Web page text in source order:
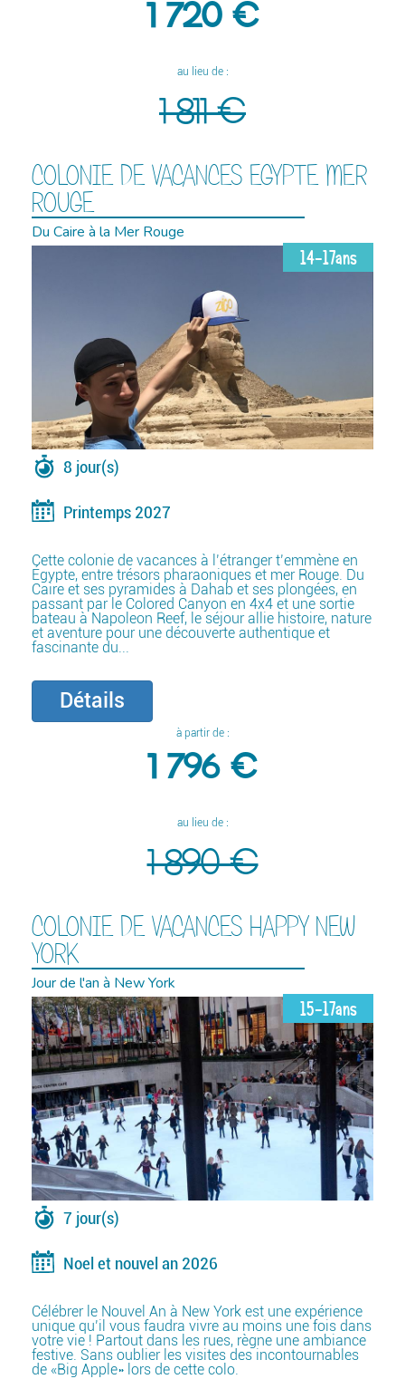
1 720 €
au lieu de :
1 811 €
COLONIE DE VACANCES EGYPTE MER
ROUGE
Du Caire à la Mer Rouge
14-17ans
8 jour(s)
Printemps 2027
Cette colonie de vacances à l’étranger t’emmène en
Égypte, entre trésors pharaoniques et mer Rouge. Du
Caire et ses pyramides à Dahab et ses plongées, en
passant par le Colored Canyon en 4x4 et une sortie
bateau à Napoleon Reef, le séjour allie histoire, nature
et aventure pour une découverte authentique et
fascinante du...
Détails
à partir de :
1 796 €
au lieu de :
1 890 €
COLONIE DE VACANCES HAPPY NEW
YORK
Jour de l'an à New York
15-17ans
7 jour(s)
Noel et nouvel an 2026
Célébrer le Nouvel An à New York est une expérience
unique qu’il vous faudra vivre au moins une fois dans
votre vie ! Partout dans les rues, règne une ambiance
festive. Sans oublier les visites des incontournables
de «Big Apple» lors de cette colo.